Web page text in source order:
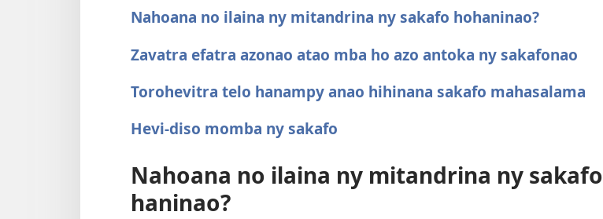
Nahoana no ilaina ny mitandrina ny sakafo hohaninao?
Zavatra efatra azonao atao mba ho azo antoka ny sakafonao
Torohevitra telo hanampy anao hihinana sakafo mahasalama
Hevi-diso momba ny sakafo
Nahoana no ilaina ny mitandrina ny sakafo
haninao?